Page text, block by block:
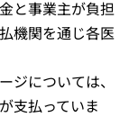
と事業主が負担
機関を通じ各医
ジについては、
支払っていま